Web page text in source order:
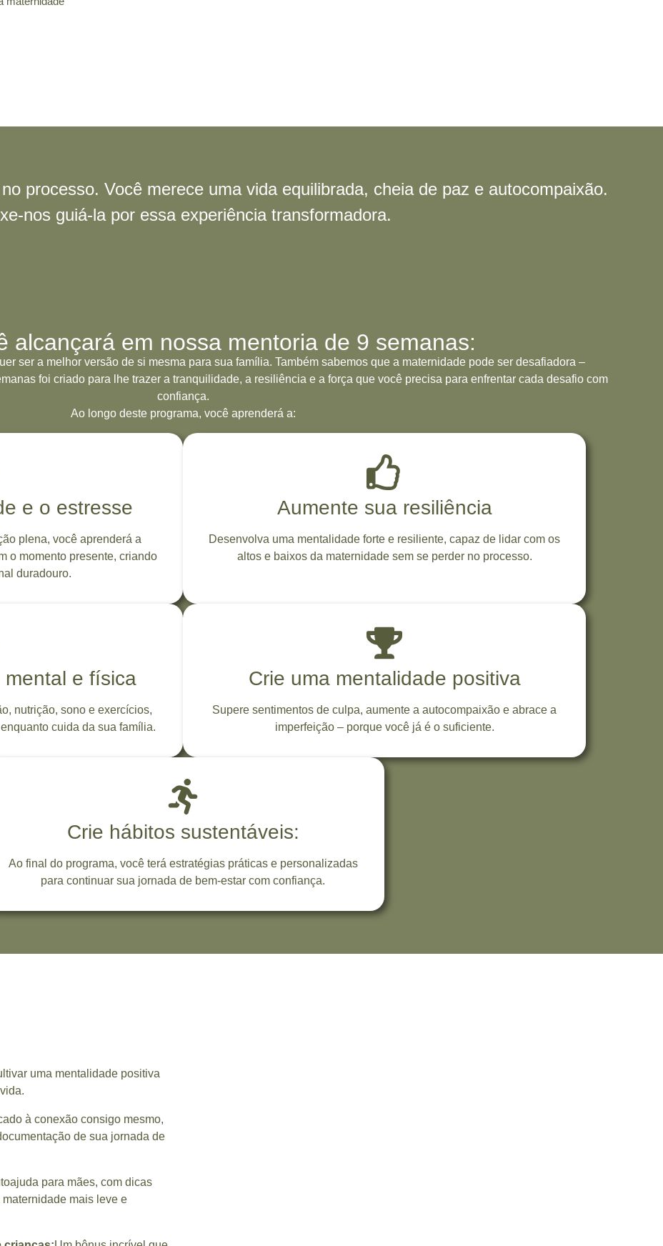
processo. Você merece uma vida equilibrada, cheia de paz e autocompaixão.
nos guiá-la por essa experiência transformadora.
alcançará em nossa mentoria de 9 semanas:
ser a melhor versão de si mesma para sua família. Também sabemos que a maternidade pode ser desafiadora –
foi criado para lhe trazer a tranquilidade, a resiliência e a força que você precisa para enfrentar cada desafio com
confiança.
Ao longo deste programa, você aprenderá a:
e o estresse
plena, você aprenderá a
o momento presente, criando
duradouro.
Aumente sua resiliência
Desenvolva uma mentalidade forte e resiliente, capaz de lidar com os
altos e baixos da maternidade sem se perder no processo.
e física
nutrição, sono e exercícios,
cuida da sua família.
Crie uma mentalidade positiva
Supere sentimentos de culpa, aumente a autocompaixão e abrace a
imperfeição – porque você já é o suficiente.
Crie hábitos sustentáveis:
Ao final do programa, você terá estratégias práticas e personalizadas
para continuar sua jornada de bem-estar com confiança.
uma mentalidade positiva
à conexão consigo mesmo,
de sua jornada de
para mães, com dicas
mais leve e